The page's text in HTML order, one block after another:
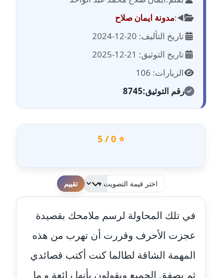
عاملة
مدونة احمد زكريا
مدونة أحمد زيدان
مدونة أحمد سيد
عاملة
مدونة أحمد عبد الفتاح
عاملة
مدونة احمد كريدي
عاملة
مدونة أحمد مليجي
عاملة
◀️:مدونة ايمان صلاح
تاريخ التأليف: 20-12-2024
تاريخ التوثيق: 21-12-2025
الزيارات: 106
رقم التوثيق:8745
⭐ 0 / 5
لطفا قم بالتقييم
في تلك المحاولة لرسم ملامحك بقصيدة
عجزت الأحرف وقررت أن تهرب من هذه
المهمة الشاقة لطالما كنت أكتب قصائدي
ثم يصفق الجميع ويقولون بأنها رائعة و ما